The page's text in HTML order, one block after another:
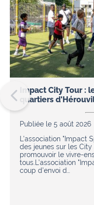
Impact City Tour :
quartiers
Publiée le 5 août 2026
L'association "Impact
des jeunes sur les
promouvoir le vivre-
tous.L’association
coup d’envoi d…